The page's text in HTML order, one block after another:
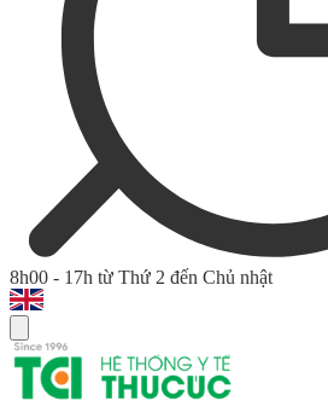
8h00 - 17h từ Thứ 2 đến Chủ nhật